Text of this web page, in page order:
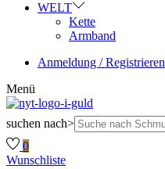
WELT
Kette
Armband
Anmeldung / Registrieren
Menü
suchen nach>
0
Wunschliste